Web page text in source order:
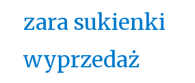
zara sukienki
wyprzedaż